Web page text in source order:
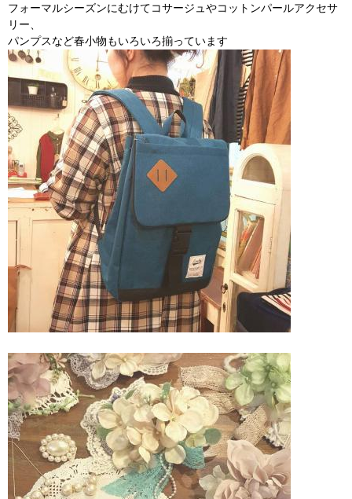
フォーマルシーズンにむけてコサージュやコットンパールアクセサ
リー、
パンプスなど春小物もいろいろ揃っています